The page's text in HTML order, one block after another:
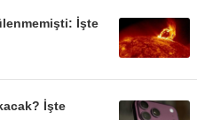
İşte
İşte